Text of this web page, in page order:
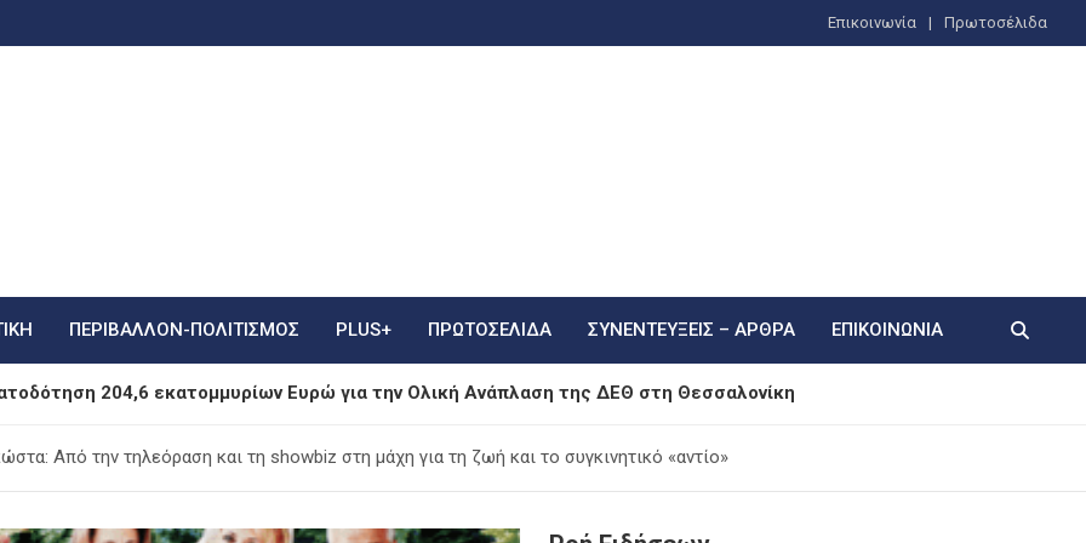
Επικοινωνία Πρωτοσέλιδα
ΠΕΡΙΒΑΛΛΟΝ-ΠΟΛΙΤΙΣΜΟΣ PLUS+ ΠΡΩΤΟΣΈΛΙΔΑ ΣΥΝΕΝΤΕΎΞΕΙΣ – ΆΡΘΡΑ ΕΠΙΚΟΙΝΩΝΊΑ
204,6 εκατομμυρίων Ευρώ για την Ολική Ανάπλαση της ΔΕΘ στη Θεσσαλονίκη
η φιέστα Μητσοτάκη για την πλατφόρμα myARGO, σύμφωνα με το Κίνημα
Από την τηλεόραση και τη showbiz στη μάχη για τη ζωή και το συγκινητικό «αντίο»